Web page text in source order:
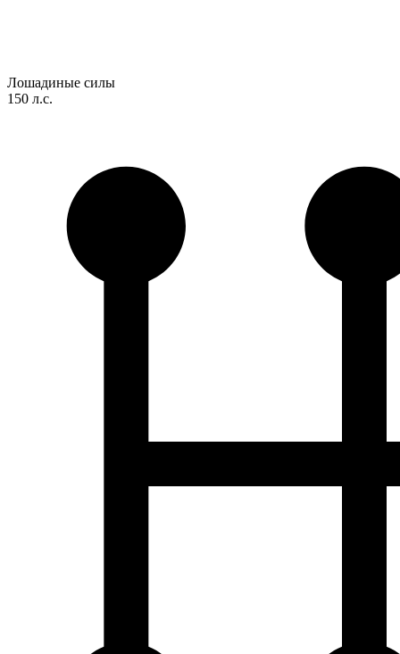
Лошадиные силы
150 л.с.